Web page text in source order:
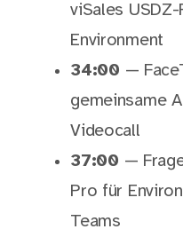
viSales
Environment
34:00 —
gemeinsame
Videocall
37:00 —
Pro für
Teams